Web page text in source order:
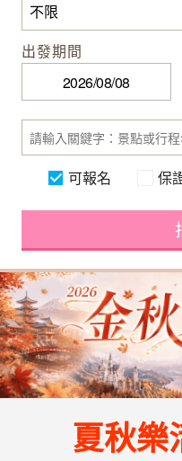
出發期間
可報名 保
夏秋樂